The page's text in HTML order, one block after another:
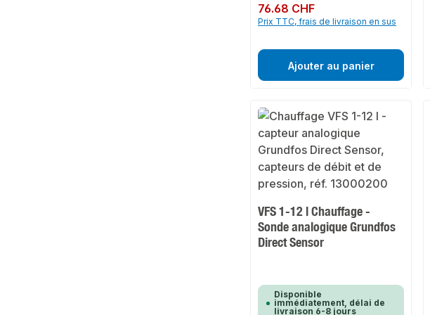
Prix régulier :
76.68 CHF
Prix TTC, frais de livraison en sus
Ajouter au panier
VFS 1-12 l Chauffage -
Sonde analogique Grundfos
Direct Sensor
Disponible
immédiatement, délai de
livraison 6-8 jours